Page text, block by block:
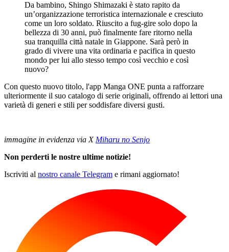
Da bambino, Shingo Shimazaki è stato rapito da
un’organizzazione terroristica internazionale e cresciuto
come un loro soldato. Riuscito a fug-gire solo dopo la
bellezza di 30 anni, può finalmente fare ritorno nella
sua tranquilla città natale in Giappone. Sarà però in
grado di vivere una vita ordinaria e pacifica in questo
mondo per lui allo stesso tempo così vecchio e così
nuovo?
Con questo nuovo titolo, l'app Manga ONE punta a rafforzare
ulteriormente il suo catalogo di serie originali, offrendo ai lettori una
varietà di generi e stili per soddisfare diversi gusti.
immagine in evidenza via X Miharu no Senjo
Non perderti le nostre ultime notizie!
Iscriviti al nostro canale Telegram e rimani aggiornato!